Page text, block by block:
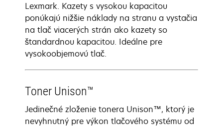
Lexmark. Kazety s vysokou kapacitou
ponúkajú nižšie náklady na stranu a vystačia
na tlač viacerých strán ako kazety so
štandardnou kapacitou. Ideálne pre
vysokoobjemovú tlač.
Toner Unison™
Jedinečné zloženie tonera Unison™, ktorý je
nevyhnutný pre výkon tlačového systému od